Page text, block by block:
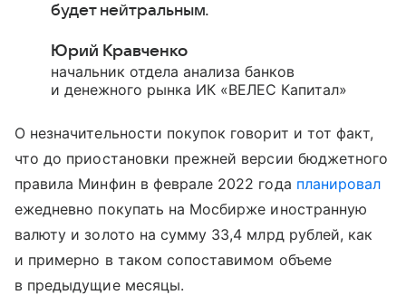
будет нейтральным.
Юрий Кравченко
начальник отдела анализа банков
и денежного рынка ИК «ВЕЛЕС Капитал»
О незначительности покупок говорит и тот факт,
что до приостановки прежней версии бюджетного
правила Минфин в феврале 2022 года планировал
ежедневно покупать на Мосбирже иностранную
валюту и золото на сумму 33,4 млрд рублей, как
и примерно в таком сопоставимом объеме
в предыдущие месяцы.